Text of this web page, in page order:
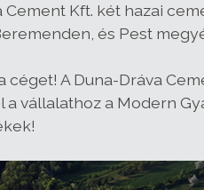
Cement Kft. két hazai
és Pest
céget! A Duna-Dráva
a vállalathoz a Modern